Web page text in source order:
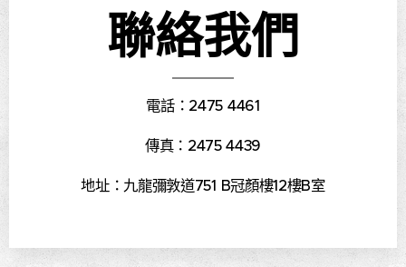
聯絡我們
電話：2475 4461
傳真：2475 4439
地址：九龍彌敦道751 B冠顏樓12樓B室